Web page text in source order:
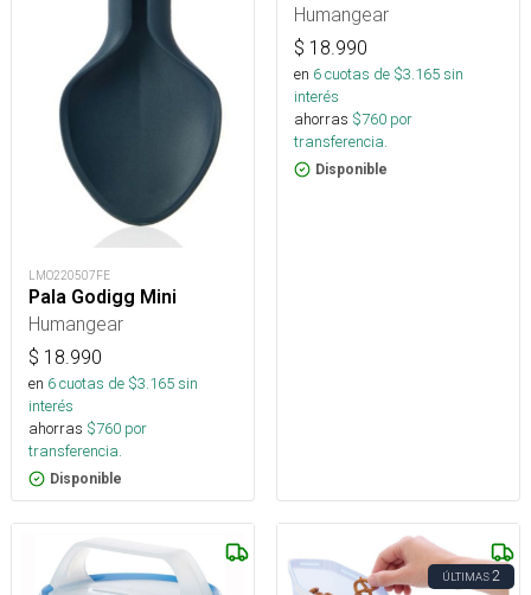
LMO220507FE
Pala Godigg Mini
Humangear
$ 18.990
en 6cuotas de $3.165sin
interés
ahorras $760 por
transferencia.
Disponible
Humangear
$ 18.990
en 6cuotas de $3.165sin
interés
ahorras $760 por
transferencia.
Disponible
ÚLTIMAS2